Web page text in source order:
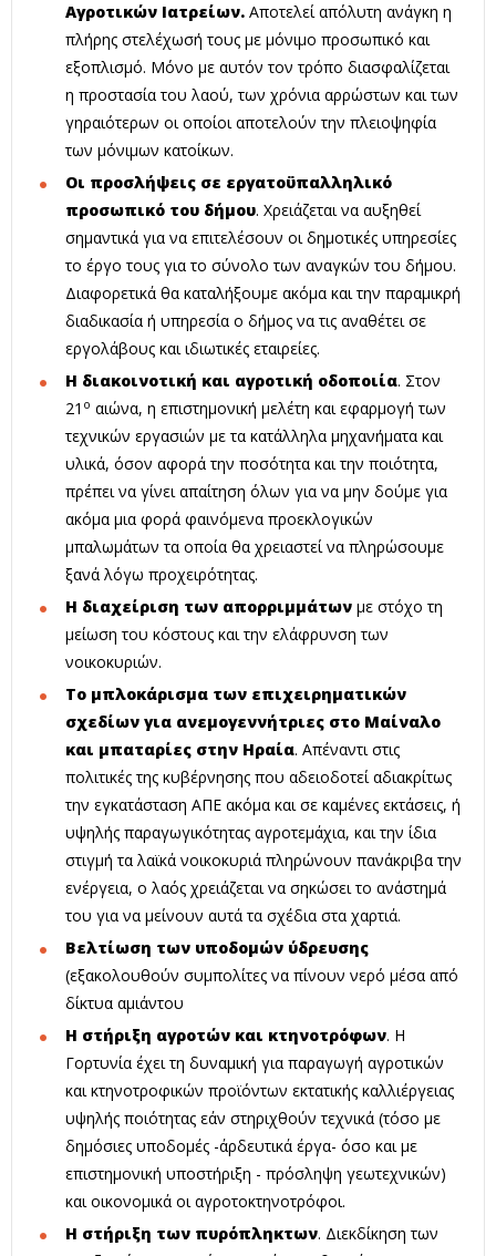
Αγροτικών Ιατρείων. Αποτελεί απόλυτη ανάγκη η
πλήρης στελέχωσή τους με μόνιμο προσωπικό και
εξοπλισμό. Μόνο με αυτόν τον τρόπο διασφαλίζεται
η προστασία του λαού, των χρόνια αρρώστων και των
γηραιότερων οι οποίοι αποτελούν την πλειοψηφία
των μόνιμων κατοίκων.
Οι προσλήψεις σε εργατοϋπαλληλικό
προσωπικό του δήμου. Χρειάζεται να αυξηθεί
σημαντικά για να επιτελέσουν οι δημοτικές υπηρεσίες
το έργο τους για το σύνολο των αναγκών του δήμου.
Διαφορετικά θα καταλήξουμε ακόμα και την παραμικρή
διαδικασία ή υπηρεσία ο δήμος να τις αναθέτει σε
εργολάβους και ιδιωτικές εταιρείες.
Η διακοινοτική και αγροτική οδοποιία. Στον
21 ο αιώνα, η επιστημονική μελέτη και εφαρμογή των
τεχνικών εργασιών με τα κατάλληλα μηχανήματα και
υλικά, όσον αφορά την ποσότητα και την ποιότητα,
πρέπει να γίνει απαίτηση όλων για να μην δούμε για
ακόμα μια φορά φαινόμενα προεκλογικών
μπαλωμάτων τα οποία θα χρειαστεί να πληρώσουμε
ξανά λόγω προχειρότητας.
Η διαχείριση των απορριμμάτων με στόχο τη
μείωση του κόστους και την ελάφρυνση των
νοικοκυριών.
Το μπλοκάρισμα των επιχειρηματικών
σχεδίων για ανεμογεννήτριες στο Μαίναλο
και μπαταρίες στην Ηραία. Απέναντι στις
πολιτικές της κυβέρνησης που αδειοδοτεί αδιακρίτως
την εγκατάσταση ΑΠΕ ακόμα και σε καμένες εκτάσεις, ή
υψηλής παραγωγικότητας αγροτεμάχια, και την ίδια
στιγμή τα λαϊκά νοικοκυριά πληρώνουν πανάκριβα την
ενέργεια, ο λαός χρειάζεται να σηκώσει το ανάστημά
του για να μείνουν αυτά τα σχέδια στα χαρτιά.
Βελτίωση των υποδομών ύδρευσης
(εξακολουθούν συμπολίτες να πίνουν νερό μέσα από
δίκτυα αμιάντου
Η στήριξη αγροτών και κτηνοτρόφων. Η
Γορτυνία έχει τη δυναμική για παραγωγή αγροτικών
και κτηνοτροφικών προϊόντων εκτατικής καλλιέργειας
υψηλής ποιότητας εάν στηριχθούν τεχνικά (τόσο με
δημόσιες υποδομές -άρδευτικά έργα- όσο και με
επιστημονική υποστήριξη - πρόσληψη γεωτεχνικών)
και οικονομικά οι αγροτοκτηνοτρόφοι.
Η στήριξη των πυρόπληκτων. Διεκδίκηση των